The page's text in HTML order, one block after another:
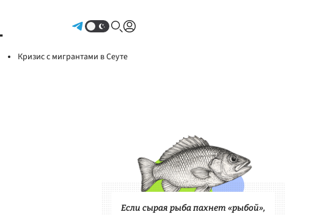
Кризис с мигрантами в Сеуте
Если сырая рыба пахнет «рыбой»,